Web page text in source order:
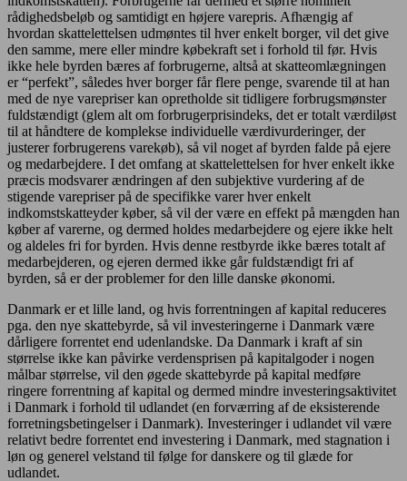
rådighedsbeløb og samtidigt en højere varepris. Afhængig af
hvordan skattelettelsen udmøntes til hver enkelt borger, vil det give
den samme, mere eller mindre købekraft set i forhold til før. Hvis
ikke hele byrden bæres af forbrugerne, altså at skatteomlægningen
er “perfekt”, således hver borger får flere penge, svarende til at han
med de nye varepriser kan opretholde sit tidligere forbrugsmønster
fuldstændigt (glem alt om forbrugerprisindeks, det er totalt værdiløst
til at håndtere de komplekse individuelle værdivurderinger, der
justerer forbrugerens varekøb), så vil noget af byrden falde på ejere
og medarbejdere. I det omfang at skattelettelsen for hver enkelt ikke
præcis modsvarer ændringen af den subjektive vurdering af de
stigende varepriser på de specifikke varer hver enkelt
indkomstskatteyder køber, så vil der være en effekt på mængden han
køber af varerne, og dermed holdes medarbejdere og ejere ikke helt
og aldeles fri for byrden. Hvis denne restbyrde ikke bæres totalt af
medarbejderen, og ejeren dermed ikke går fuldstændigt fri af
byrden, så er der problemer for den lille danske økonomi.
Danmark er et lille land, og hvis forrentningen af kapital reduceres
pga. den nye skattebyrde, så vil investeringerne i Danmark være
dårligere forrentet end udenlandske. Da Danmark i kraft af sin
størrelse ikke kan påvirke verdensprisen på kapitalgoder i nogen
målbar størrelse, vil den øgede skattebyrde på kapital medføre
ringere forrentning af kapital og dermed mindre investeringsaktivitet
i Danmark i forhold til udlandet (en forværring af de eksisterende
forretningsbetingelser i Danmark). Investeringer i udlandet vil være
relativt bedre forrentet end investering i Danmark, med stagnation i
løn og generel velstand til følge for danskere og til glæde for
udlandet.